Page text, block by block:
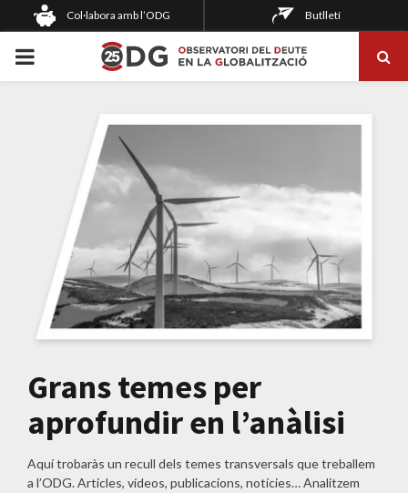
Col·labora amb l’ODG Butlletí
PRIMARY
Grans temes per
aprofundir en l’anàlisi
Aquí trobaràs un recull dels temes transversals que treballem
a l’ODG. Articles, vídeos, publicacions, notícies… Analitzem